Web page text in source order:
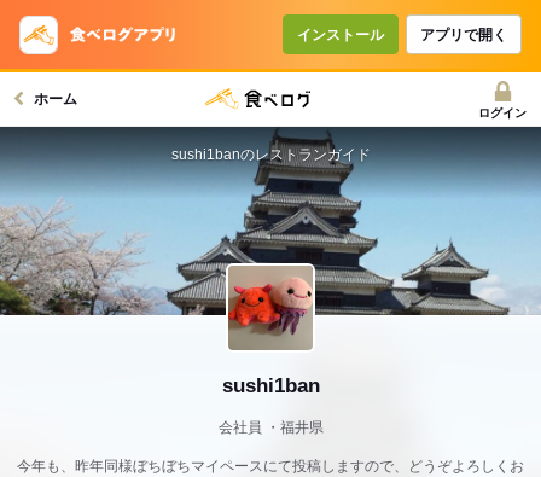
インストール アプリで開く
ホーム
ログイン
sushi1ban
会社員 福井県
今年も、昨年同様ぼちぼちマイペースにて投稿しますので、どうぞよろしくお
sushi1banのレストランガイド